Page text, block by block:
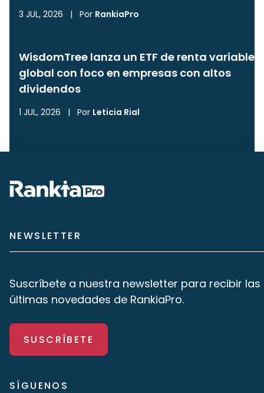
3 JUL, 2026 | Por RankiaPro
WisdomTree lanza un ETF de renta variable
global con foco en empresas con altos
dividendos
1 JUL, 2026 | Por Leticia Rial
NEWSLETTER
Suscríbete a nuestra newsletter para recibir las
últimas novedades de RankiaPro.
SUSCRÍBETE
SÍGUENOS